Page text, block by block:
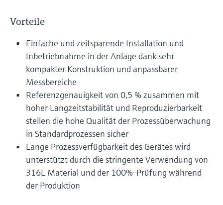
Vorteile
Einfache und zeitsparende Installation und
Inbetriebnahme in der Anlage dank sehr
kompakter Konstruktion und anpassbarer
Messbereiche
Referenzgenauigkeit von 0,5 % zusammen mit
hoher Langzeitstabilität und Reproduzierbarkeit
stellen die hohe Qualität der Prozessüberwachung
in Standardprozessen sicher
Lange Prozessverfügbarkeit des Gerätes wird
unterstützt durch die stringente Verwendung von
316L Material und der 100%-Prüfung während
der Produktion